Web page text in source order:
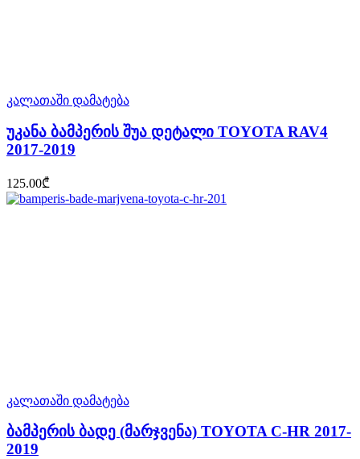
კალათაში დამატება
უკანა ბამპერის შუა დეტალი TOYOTA RAV4
2017-2019
125.00₾
კალათაში დამატება
ბამპერის ბადე (მარჯვენა) TOYOTA C-HR 2017-
2019